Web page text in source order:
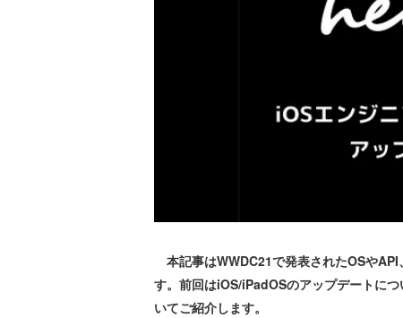
本記事はWWDC21で発表されたOSや
す。前回はiOS/iPadOSのアップデートに
いてご紹介します。